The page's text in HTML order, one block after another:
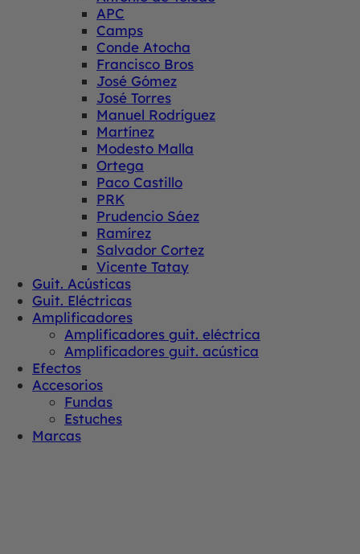
APC
Camps
Conde Atocha
Francisco Bros
José Gómez
José Torres
Manuel Rodríguez
Martínez
Modesto Malla
Ortega
Paco Castillo
PRK
Prudencio Sáez
Ramírez
Salvador Cortez
Vicente Tatay
Guit. Acústicas
Guit. Eléctricas
Amplificadores
Amplificadores guit. eléctrica
Amplificadores guit. acústica
Efectos
Accesorios
Fundas
Estuches
Marcas